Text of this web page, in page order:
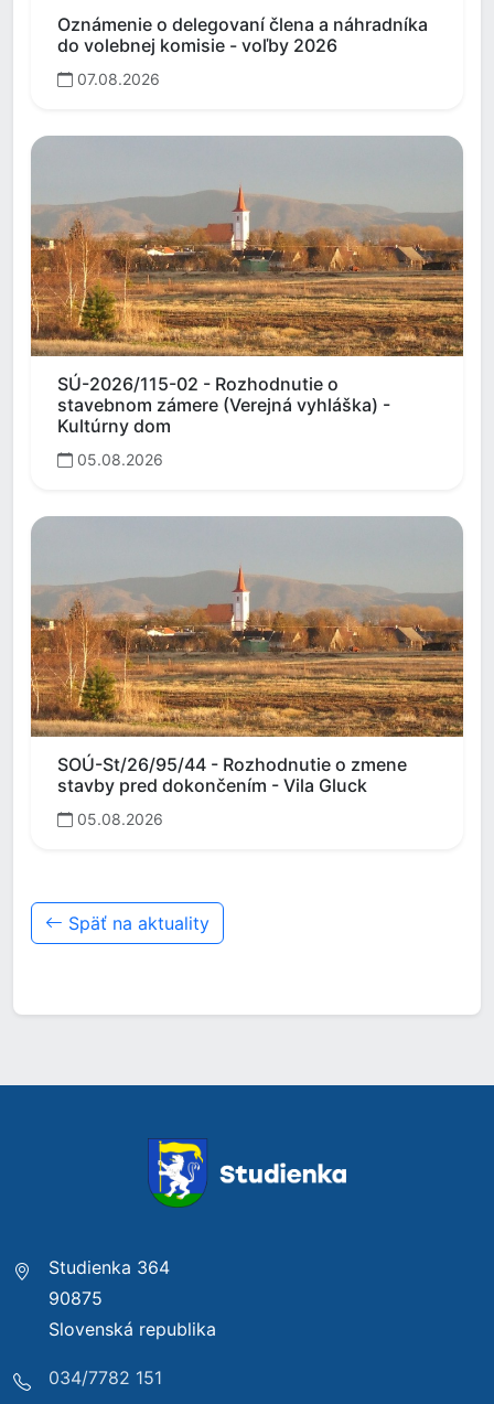
Oznámenie o delegovaní člena a náhradníka
do volebnej komisie - voľby 2026
07.08.2026
SÚ-2026/115-02 - Rozhodnutie o
stavebnom zámere (Verejná vyhláška) -
Kultúrny dom
05.08.2026
SOÚ-St/26/95/44 - Rozhodnutie o zmene
stavby pred dokončením - Vila Gluck
05.08.2026
Späť na aktuality
Studienka 364
90875
Slovenská republika
034/7782 151